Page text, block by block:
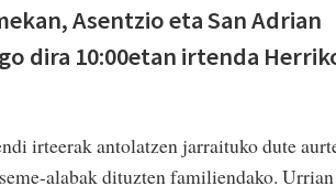
Asentzio eta San Adrian
dira 10:00etan irtenda
irteerak antolatzen jarraituko dute
alabak dituzten familiendako. Urrian